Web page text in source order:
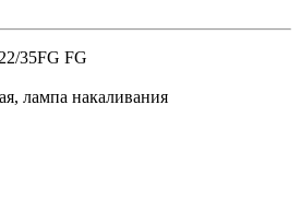
35FG FG
лампа накаливания